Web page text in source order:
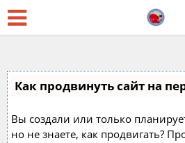
Как продвинуть сайт на
Вы создали или только
но не знаете, как продвигать?